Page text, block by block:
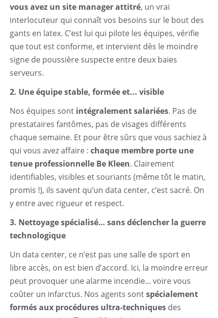
vous avez un site manager attitré, un vrai
interlocuteur qui connaît vos besoins sur le bout des
gants en latex. C’est lui qui pilote les équipes, vérifie
que tout est conforme, et intervient dès le moindre
signe de poussière suspecte entre deux baies
serveurs.
2. Une équipe stable, formée et... visible
Nos équipes sont intégralement salariées. Pas de
prestataires fantômes, pas de visages différents
chaque semaine. Et pour être sûrs que vous sachiez à
qui vous avez affaire : chaque membre porte une
tenue professionnelle Be Kleen. Clairement
identifiables, visibles et souriants (même tôt le matin,
promis !), ils savent qu’un data center, c’est sacré. On
y entre avec rigueur et respect.
3. Nettoyage spécialisé… sans déclencher la guerre
technologique
Un data center, ce n’est pas une salle de sport en
libre accès, on est bien d’accord. Ici, la moindre erreur
peut provoquer une alarme incendie... voire vous
coûter un infarctus. Nos agents sontspécialement
formés aux procédures ultra-techniques des